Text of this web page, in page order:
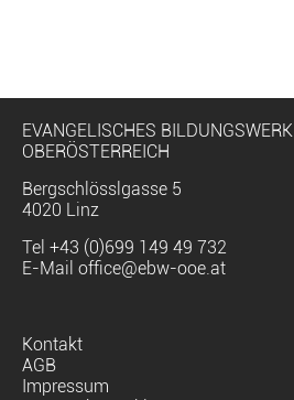
EVANGELISCHES BILDUNGSWERK
OBERÖSTERREICH
Bergschlösslgasse 5
4020 Linz
Tel +43 (0)699 149 49 732
E-Mail office@ebw-ooe.at
Navigation
überspringen
Kontakt
AGB
Impressum